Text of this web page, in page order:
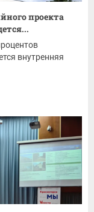
проекта
внутренняя